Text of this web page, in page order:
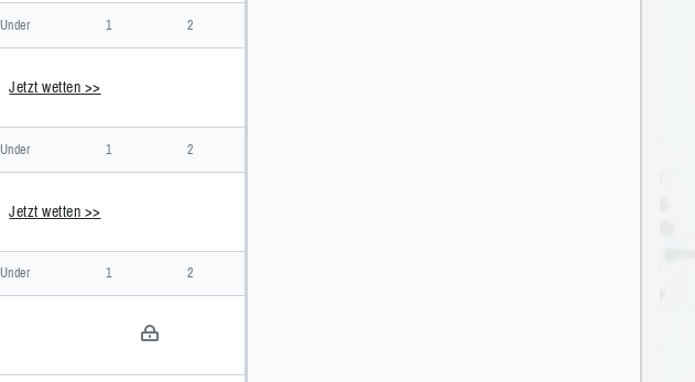
Under 1 2
Jetzt wetten >>
Under 1 2
Jetzt wetten >>
Under 1 2